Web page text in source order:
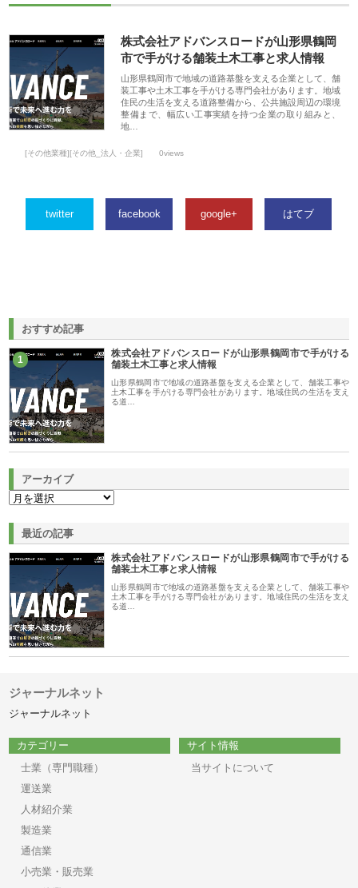
株式会社アドバンスロードが山形県鶴岡
市で手がける舗装土木工事と求人情報
山形県鶴岡市で地域の道路基盤を支える企業として、舗
装工事や土木工事を手がける専門会社があります。地域
住民の生活を支える道路整備から、公共施設周辺の環境
整備まで、幅広い工事実績を持つ企業の取り組みと、
地…
[その他業種][その他_法人・企業] 0views
twitter facebook google+ はてブ
おすすめ記事
1
株式会社アドバンスロードが山形県鶴岡市で手がける
舗装土木工事と求人情報
山形県鶴岡市で地域の道路基盤を支える企業として、舗装工事や
土木工事を手がける専門会社があります。地域住民の生活を支え
る道…
アーカイブ
最近の記事
株式会社アドバンスロードが山形県鶴岡市で手がける
舗装土木工事と求人情報
山形県鶴岡市で地域の道路基盤を支える企業として、舗装工事や
土木工事を手がける専門会社があります。地域住民の生活を支え
る道…
ジャーナルネット
ジャーナルネット
カテゴリー
士業（専門職種）
運送業
人材紹介業
製造業
通信業
小売業・販売業
サイト情報
当サイトについて